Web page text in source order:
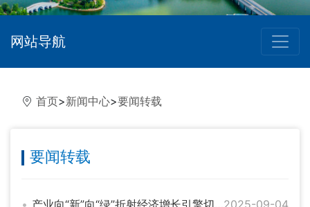
网站导航
首页>新闻中心>要闻转载
要闻转载
产业向“新”向“绿”折射经济增长引擎切换2025-09-04